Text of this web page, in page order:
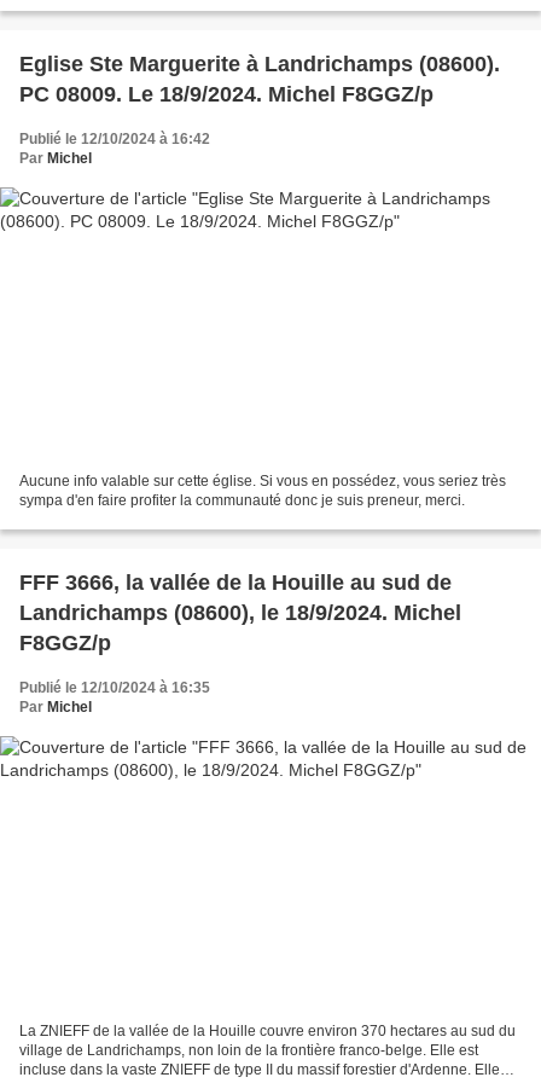
extension://efaidnbmnnnibpcajpcg...
Eglise Ste Marguerite à Landrichamps (08600).
PC 08009. Le 18/9/2024. Michel F8GGZ/p
Publié le 12/10/2024 à 16:42
Par Michel
Aucune info valable sur cette église. Si vous en possédez, vous seriez très
sympa d'en faire profiter la communauté donc je suis preneur, merci.
FFF 3666, la vallée de la Houille au sud de
Landrichamps (08600), le 18/9/2024. Michel
F8GGZ/p
Publié le 12/10/2024 à 16:35
Par Michel
La ZNIEFF de la vallée de la Houille couvre environ 370 hectares au sud du
village de Landrichamps, non loin de la frontière franco-belge. Elle est
incluse dans la vaste ZNIEFF de type II du massif forestier d'Ardenne. Elle